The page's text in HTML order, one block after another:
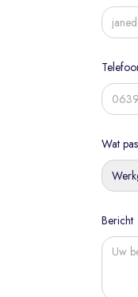
Wat
Bericht